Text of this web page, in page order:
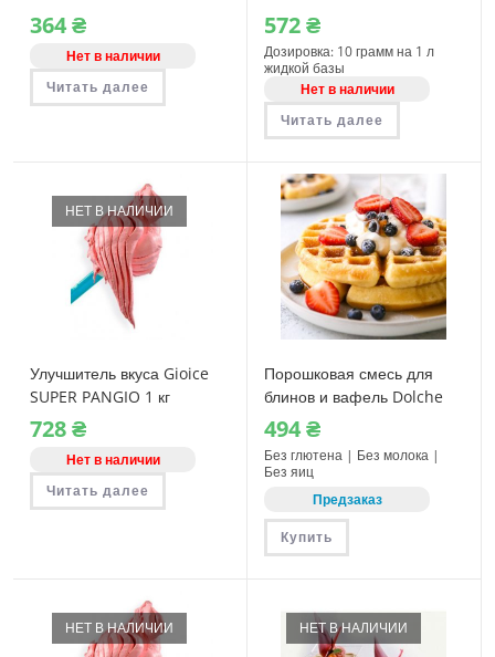
364₴
Нет в наличии
Читать далее
572₴
Дозировка: 10 грамм на 1 л
жидкой базы
Нет в наличии
Читать далее
НЕТ В НАЛИЧИИ
Улучшитель вкуса Gioice
SUPER PANGIO 1 кг
728₴
Нет в наличии
Читать далее
Порошковая смесь для
блинов и вафель Dolche
Spa Crepes 500 г
494₴
Без глютена | Без молока |
Без яиц
Предзаказ
Купить
НЕТ В НАЛИЧИИ НЕТ В НАЛИЧИИ